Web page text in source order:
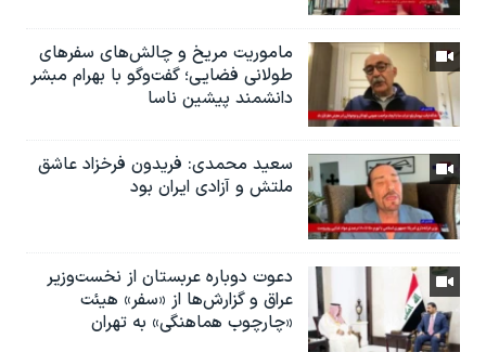
ماموریت مریخ و چالش‌های سفرهای
طولانی فضایی؛ گفت‌وگو با بهرام مبشر
دانشمند پیشین ناسا
سعید محمدی: فریدون فرخزاد عاشق
ملتش و آزادی ایران بود
دعوت دوباره عربستان از نخست‌وزیر
عراق و گزارش‌ها از «سفر» هیئت
«چارچوب هماهنگی» به تهران